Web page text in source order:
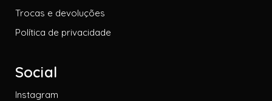
Trocas e devoluções
Política de privacidade
Social
Instagram